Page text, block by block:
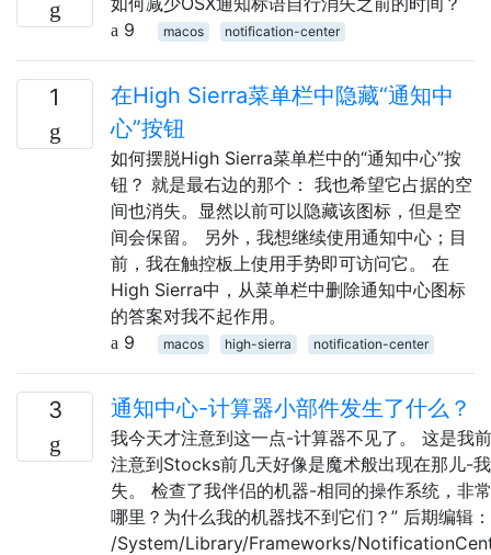
9
macos notification-center
1
在High Sierra菜单栏中隐藏“通知中
心”按钮
如何摆脱High Sierra菜单栏中的“通知中心”按
钮？ 就是最右边的那个： 我也希望它占据的空
间也消失。显然以前可以隐藏该图标，但是空
间会保留。 另外，我想继续使用通知中心；目
前，我在触控板上使用手势即可访问它。 在
High Sierra中，从菜单栏中删除通知中心图标
的答案对我不起作用。
9
macos high-sierra notification-center
3 通知中心-计算器小部件发生了什么？
我今天才注意到这一点-计算器不见了。 这是我
注意到Stocks前几天好像是魔术般出现在那儿-
失。 检查了我伴侣的机器-相同的操作系统，非
哪里？为什么我的机器找不到它们？” 后期编辑
/System/Library/Frameworks/